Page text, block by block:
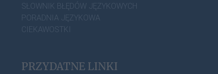
SŁOWNIK BŁĘDÓW JĘZYKOWYCH
PORADNIA JĘZYKOWA
CIEKAWOSTKI
PRZYDATNE LINKI